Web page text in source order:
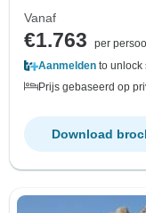
Vanaf
€1.763
per
Aanmelden to unlock
Prijs gebaseerd op
Download